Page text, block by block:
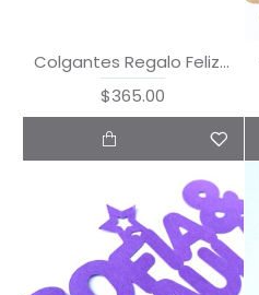
Colgantes Regalo Feliz Navidad
$365.00